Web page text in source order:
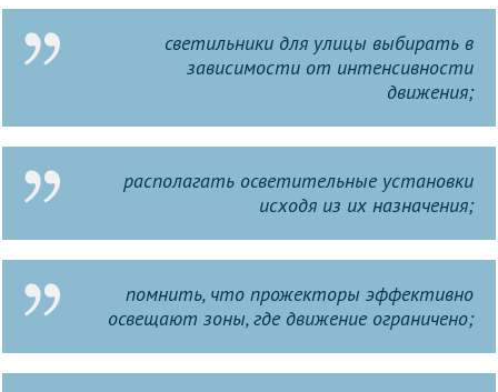
светильники для улицы выбирать в
зависимости от интенсивности
движения;
располагать осветительные установки
исходя из их назначения;
помнить, что прожекторы эффективно
освещают зоны, где движение ограничено;